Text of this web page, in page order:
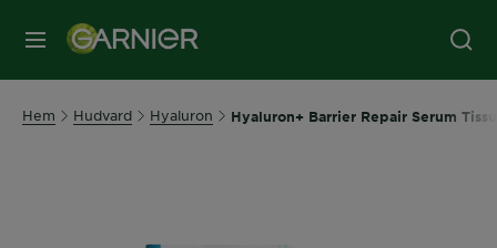
MENY
Hem Hudvard Hyaluron Hyaluron+ Barrier Repair Serum